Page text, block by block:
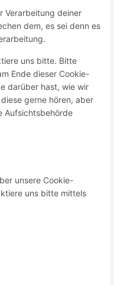
Verarbeitung deiner
dem, es sei denn es
uns bitte. Bitte
Ende dieser Cookie-
darüber hast, wie wir
gerne hören, aber
Aufsichtsbehörde
unsere Cookie-
uns bitte mittels